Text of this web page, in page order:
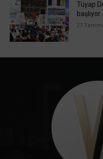
Tüyap
başlıyor
27